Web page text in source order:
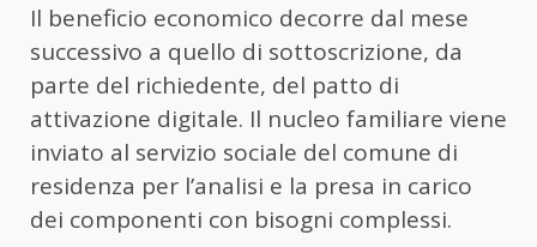
Il beneficio economico decorre dal mese
successivo a quello di sottoscrizione, da
parte del richiedente, del patto di
attivazione digitale. Il nucleo familiare viene
inviato al servizio sociale del comune di
residenza per l’analisi e la presa in carico
dei componenti con bisogni complessi.